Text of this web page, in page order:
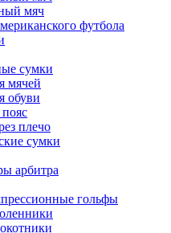
мяч
футбола
сумки
мячей
обуви
плечо
сумки
арбитра
гольфы